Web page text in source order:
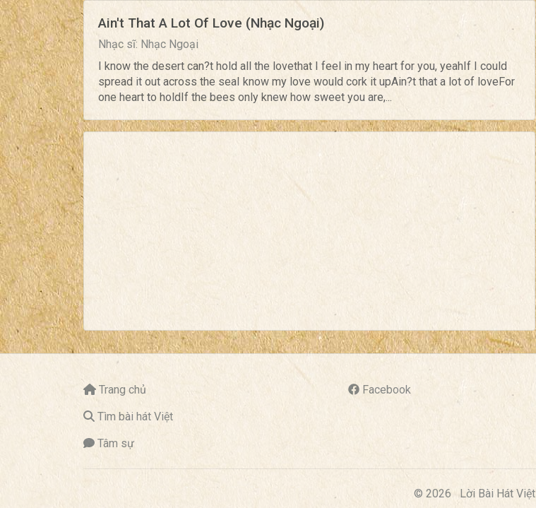
Ain't That A Lot Of Love (Nhạc Ngoại)
Nhạc sĩ: Nhạc Ngoại
I know the desert can?t hold all the lovethat I feel in my heart for you, yeahIf I could
spread it out across the seaI know my love would cork it upAin?t that a lot of loveFor
one heart to holdIf the bees only knew how sweet you are,...
Trang chủ
Tìm bài hát Việt
Tâm sự
Facebook
© 2026 Lời Bài Hát Việt